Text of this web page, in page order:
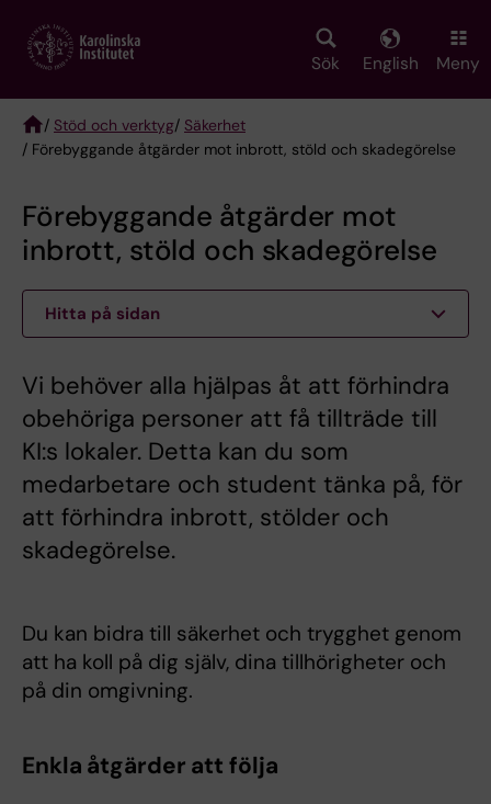
main
Sök English Meny
Breadcrumb
/ Stöd och verktyg/ Säkerhet
/ Förebyggande åtgärder mot inbrott, stöld och skadegörelse
Förebyggande åtgärder mot
inbrott, stöld och skadegörelse
Hitta på sidan
Vi behöver alla hjälpas åt att förhindra
obehöriga personer att få tillträde till
KI:s lokaler. Detta kan du som
medarbetare och student tänka på, för
att förhindra inbrott, stölder och
skadegörelse.
Du kan bidra till säkerhet och trygghet genom
att ha koll på dig själv, dina tillhörigheter och
på din omgivning.
Enkla åtgärder att följa